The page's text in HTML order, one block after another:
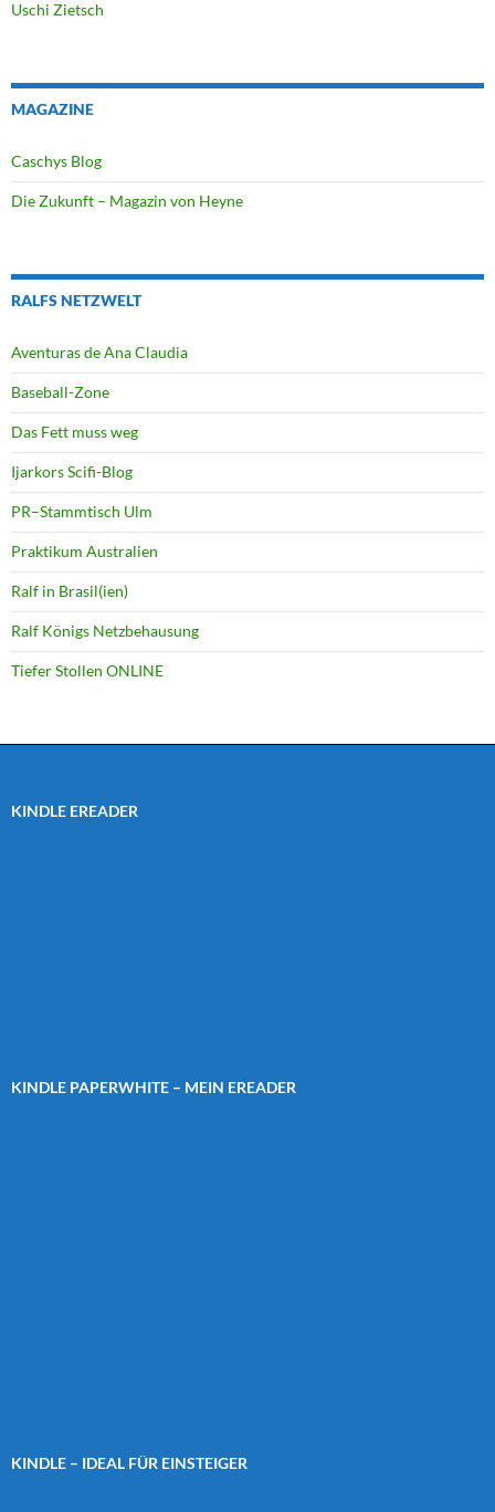
Uschi Zietsch
MAGAZINE
Caschys Blog
Die Zukunft – Magazin von Heyne
RALFS NETZWELT
Aventuras de Ana Claudia
Baseball-Zone
Das Fett muss weg
Ijarkors Scifi-Blog
PR–Stammtisch Ulm
Praktikum Australien
Ralf in Brasil(ien)
Ralf Königs Netzbehausung
Tiefer Stollen ONLINE
KINDLE EREADER
KINDLE PAPERWHITE – MEIN EREADER
KINDLE – IDEAL FÜR EINSTEIGER